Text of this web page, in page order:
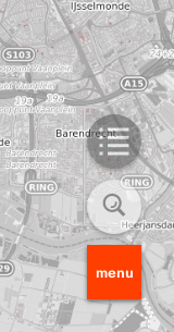
menu